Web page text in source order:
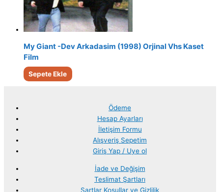
My Giant -Dev Arkadasim (1998) Orjinal Vhs Kaset
Film
Sepete Ekle
Ödeme
Hesap Ayarları
İletişim Formu
Alışveriş Sepetim
Giriş Yap / Uye ol
İade ve Değişim
Teslimat Şartları
Şartlar Koşullar ve Gizlilik